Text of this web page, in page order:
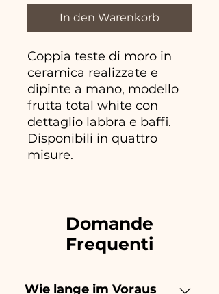
In den Warenkorb
Coppia teste di moro in
ceramica realizzate e
dipinte a mano, modello
frutta total white con
dettaglio labbra e baffi.
Disponibili in quattro
misure.
Domande
Frequenti
Wie lange im Voraus